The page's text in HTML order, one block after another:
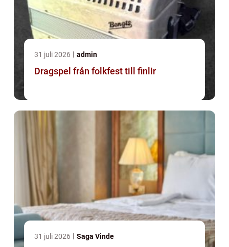
31 juli 2026 admin
Dragspel från folkfest till finlir
31 juli 2026 Saga Vinde